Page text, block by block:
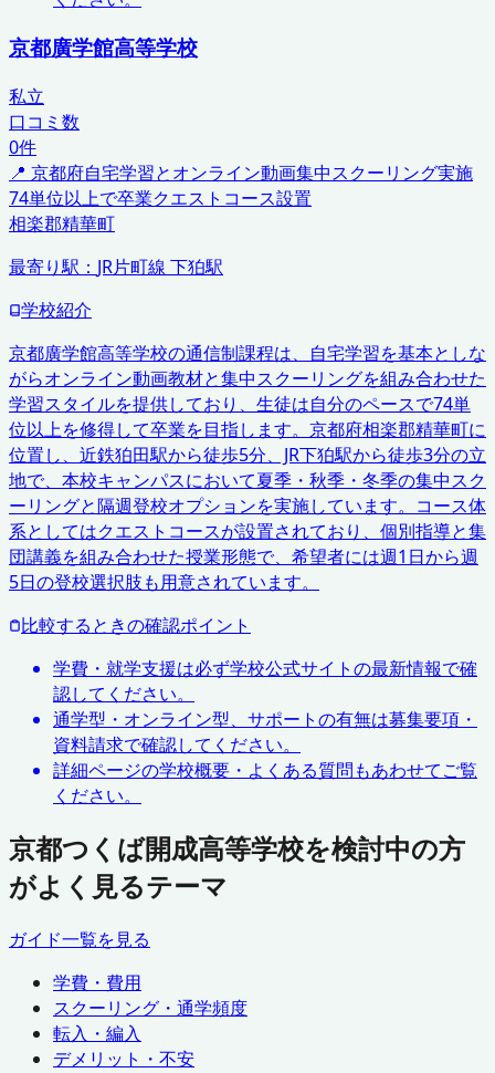
京都廣学館高等学校
私立
口コミ数
0件
📍 京都府自宅学習とオンライン動画集中スクーリング実施
74単位以上で卒業クエストコース設置
相楽郡精華町
最寄り駅： JR片町線 下狛駅
学校紹介
京都廣学館高等学校の通信制課程は、自宅学習を基本としな
がらオンライン動画教材と集中スクーリングを組み合わせた
学習スタイルを提供しており、生徒は自分のペースで74単
位以上を修得して卒業を目指します。京都府相楽郡精華町に
位置し、近鉄狛田駅から徒歩5分、JR下狛駅から徒歩3分の立
地で、本校キャンパスにおいて夏季・秋季・冬季の集中スク
ーリングと隔週登校オプションを実施しています。コース体
系としてはクエストコースが設置されており、個別指導と集
団講義を組み合わせた授業形態で、希望者には週1日から週
5日の登校選択肢も用意されています。
比較するときの確認ポイント
学費・就学支援は必ず学校公式サイトの最新情報で確
認してください。
通学型・オンライン型、サポートの有無は募集要項・
資料請求で確認してください。
詳細ページの学校概要・よくある質問もあわせてご覧
ください。
京都つくば開成高等学校を検討中の方
がよく見るテーマ
ガイド一覧を見る
学費・費用
スクーリング・通学頻度
転入・編入
デメリット・不安